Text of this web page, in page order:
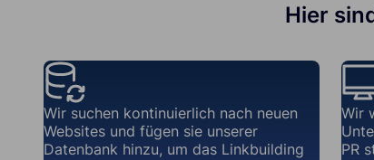
Hier
Wir suchen kontinuierlich nach neuen
Websites und fügen sie unserer
Datenbank hinzu, um das Linkbuilding
Wir
PR